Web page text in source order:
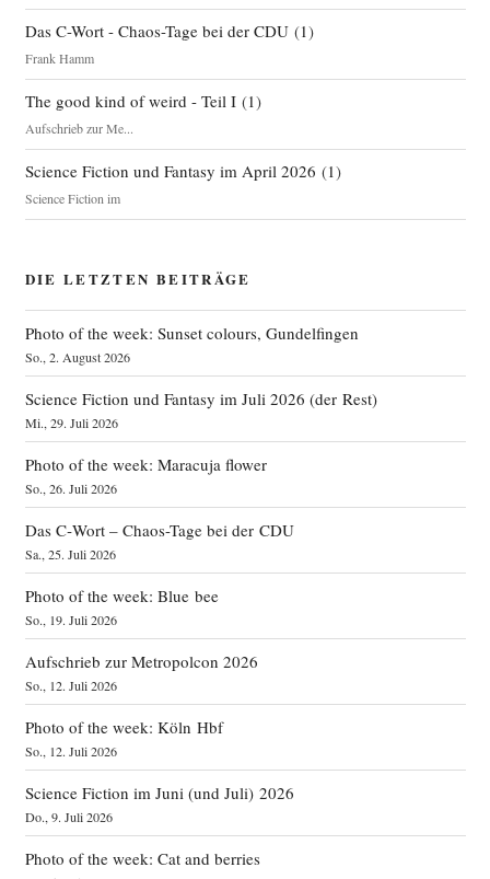
Das C-Wort - Chaos-Tage bei der CDU(1)
Frank Hamm
The good kind of weird - Teil I(1)
Aufschrieb zur Me...
Science Fiction und Fantasy im April 2026 (1)
Science Fiction im
DIE LETZTEN BEITRÄGE
Photo of the week: Sunset colours, Gundelfingen
So., 2. August 2026
Science Fiction und Fantasy im Juli 2026 (der Rest)
Mi., 29. Juli 2026
Photo of the week: Maracuja flower
So., 26. Juli 2026
Das C‑Wort – Chaos-Tage bei der CDU
Sa., 25. Juli 2026
Photo of the week: Blue bee
So., 19. Juli 2026
Aufschrieb zur Metropolcon 2026
So., 12. Juli 2026
Photo of the week: Köln Hbf
So., 12. Juli 2026
Science Fiction im Juni (und Juli) 2026
Do., 9. Juli 2026
Photo of the week: Cat and berries